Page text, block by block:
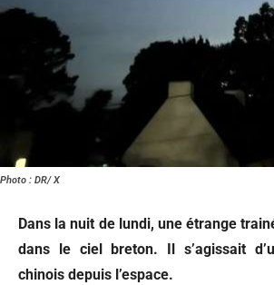
Photo : DR/ X
Dans la nuit de lundi, une étrange
dans le ciel breton. Il s’agissait
chinois depuis l’espace.